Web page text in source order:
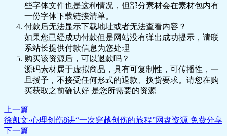
些字体文件也是这种情况，但部分素材会在素材包内有
一份字体下载链接清单。
付款后无法显示下载地址或者无法查看内容？
如果您已经成功付款但是网站没有弹出成功提示，请联
系站长提供付款信息为您处理
购买该资源后，可以退款吗？
源码素材属于虚拟商品，具有可复制性，可传播性，一
旦授予，不接受任何形式的退款、换货要求。请您在购
买获取之前确认好 是您所需要的资源
上一篇
徐凯文·心理创伤8讲“一次穿越创伤的旅程”网盘资源 免费分享
下一篇